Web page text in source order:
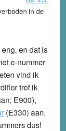
in de
en dat is
e-nummer
vind ik
trof ik
E900),
(E330) aan.
dus!